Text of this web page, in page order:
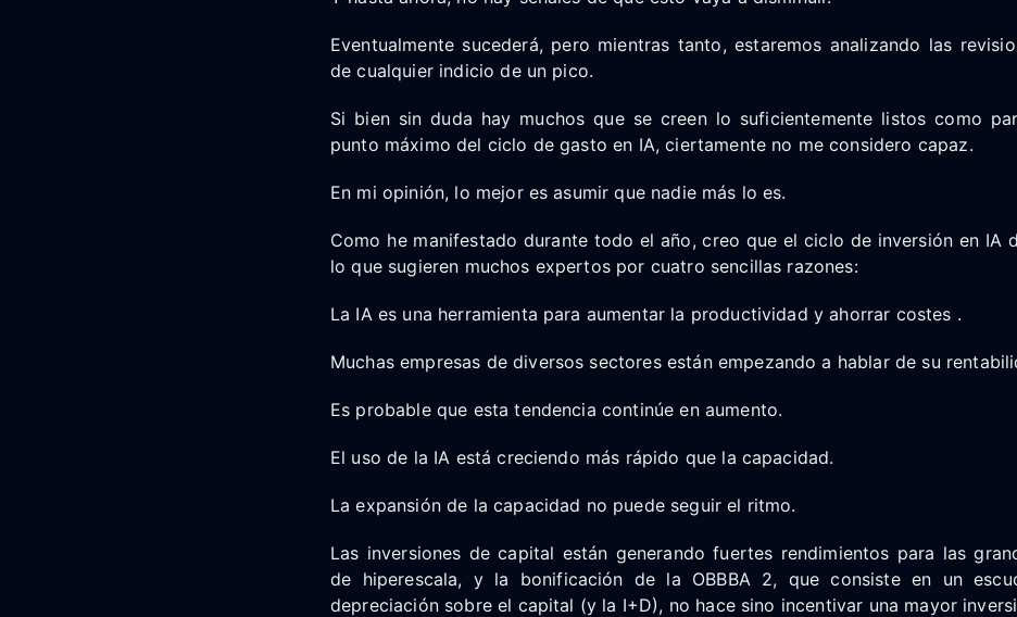
Eventualmente sucederá, pero mientras tanto, estaremos analizando las
de cualquier indicio de un pico.
Si bien sin duda hay muchos que se creen lo suficientemente listos como
punto máximo del ciclo de gasto en IA, ciertamente no me considero capaz.
En mi opinión, lo mejor es asumir que nadie más lo es.
Como he manifestado durante todo el año, creo que el ciclo de inversión en IA
lo que sugieren muchos expertos por cuatro sencillas razones:
La IA es una herramienta para aumentar la productividad y ahorrar costes .
Muchas empresas de diversos sectores están empezando a hablar de su
Es probable que esta tendencia continúe en aumento.
El uso de la IA está creciendo más rápido que la capacidad.
La expansión de la capacidad no puede seguir el ritmo.
Las inversiones de capital están generando fuertes rendimientos para las
de hiperescala, y la bonificación de la OBBBA 2, que consiste en un
depreciación sobre el capital (y la I+D), no hace sino incentivar una mayor